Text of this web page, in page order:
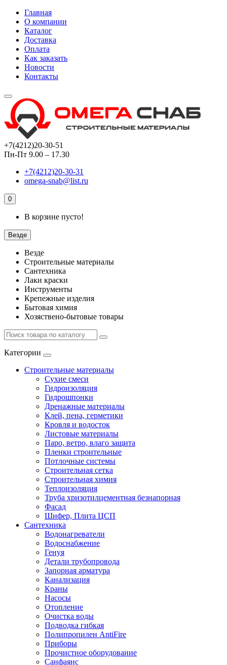
Главная
О компании
Каталог
Доставка
Оплата
Как заказать
Новости
Контакты
+7(4212)20-30-51
Пн-Пт 9.00 – 17.30
+7(4212)20-30-31
omega-snab@list.ru
0
В корзине пусто!
Везде
Везде
Строительные материалы
Сантехника
Лаки краски
Инструменты
Крепежные изделия
Бытовая химия
Хозяствено-бытовые товары
Категории
Строительные материалы
Сухие смеси
Гидроизоляция
Гидрошпонки
Дренажные материалы
Клей, пена, герметики
Кровля и водосток
Листовые материалы
Паро, ветро, влаго защита
Пленки строительные
Потлочные системы
Строительная сетка
Строительная химия
Теплоизоляция
Труба хризотилцементная безнапорная
Фасад
Шифер, Плита ЦСП
Сантехника
Водонагреватели
Водоснабжение
Генуя
Детали трубопровода
Запорная арматура
Канализация
Краны
Насосы
Отопление
Очистка воды
Подводка гибкая
Полипропилен AntiFire
Приборы
Прочистное оборудование
Санфаянс